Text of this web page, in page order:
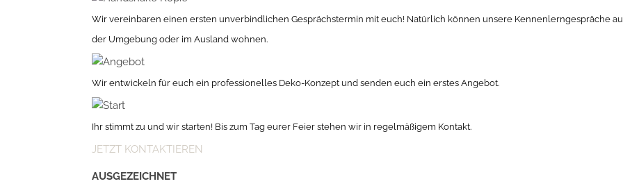
Wir vereinbaren einen ersten unverbindlichen Gesprächstermin mit euch! Natürlich können unsere Kennenlerngespräche
der Umgebung oder im Ausland wohnen.
Wir entwickeln für euch ein professionelles Deko-Konzept und senden euch ein erstes Angebot.
Ihr stimmt zu und wir starten! Bis zum Tag eurer Feier stehen wir in regelmäßigem Kontakt.
JETZT KONTAKTIEREN
AUSGEZEICHNET